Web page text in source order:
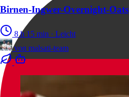
Birnen-Ingwer-Overnight-Oats
8 h 15 min · Leicht
von malsati-team